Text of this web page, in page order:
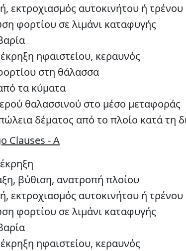
εκτροχιασμός αυτοκινήτου ή τρένου
φορτίου σε λιμάνι καταφυγής
ηφαιστείου, κεραυνός
στη θάλασσα
τα κύματα
θαλασσινού στο μέσο μεταφοράς
δέματος από το πλοίο κατά τη
Clauses - A
βύθιση, ανατροπή πλοίου
εκτροχιασμός αυτοκινήτου ή τρένου
φορτίου σε λιμάνι καταφυγής
ηφαιστείου, κεραυνός